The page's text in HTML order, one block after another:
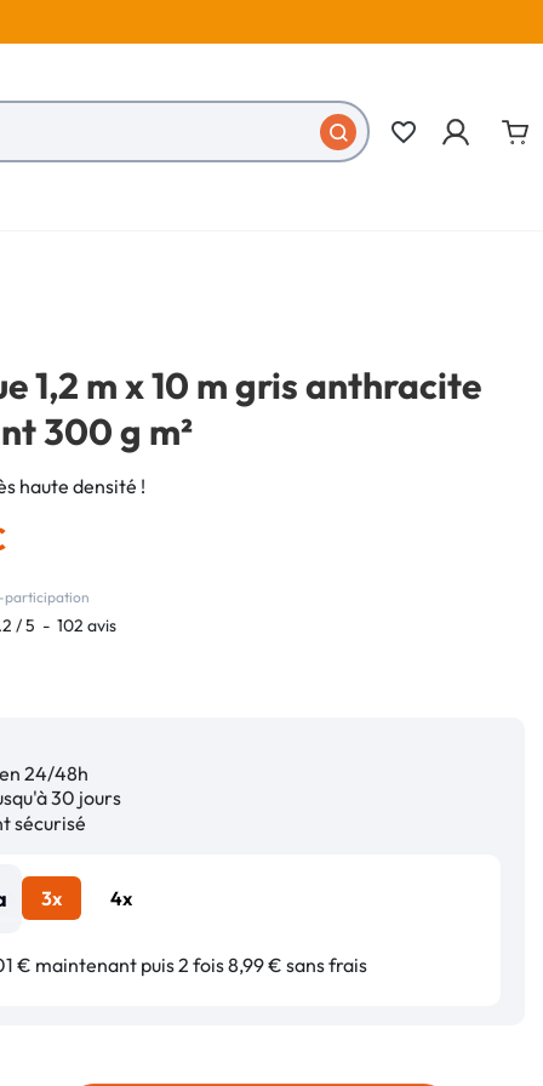
favorite_border
1,2 m x 10 m gris anthracite
300 g m²
haute densité !
/5 - 102 avis
24/48h
30 jours
sécurisé
3x 4x
€ maintenant puis 2 fois 8,99 € sans frais